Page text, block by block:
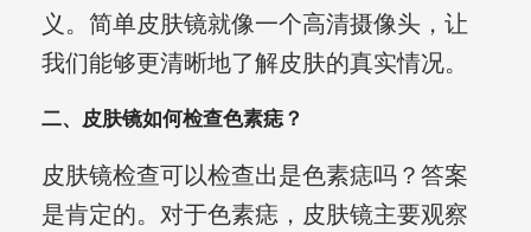
义。简单皮肤镜就像一个高清摄像头，让
我们能够更清晰地了解皮肤的真实情况。
二、皮肤镜如何检查色素痣？
皮肤镜检查可以检查出是色素痣吗？答案
是肯定的。对于色素痣，皮肤镜主要观察